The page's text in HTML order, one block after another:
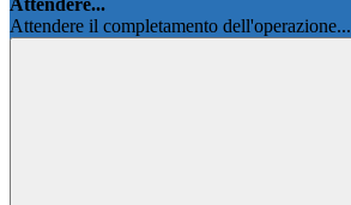
Attendere...
Attendere il completamento dell'operazione...